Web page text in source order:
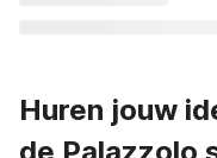
Huren jouw